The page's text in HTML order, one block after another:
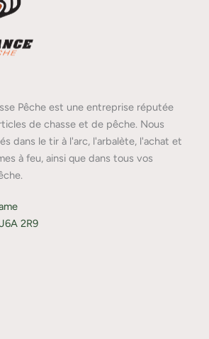
Pêche est une entreprise réputée
de chasse et de pêche. Nous
dans le tir à l'arc, l'arbalète, l'achat et
à feu, ainsi que dans tous vos
2R9